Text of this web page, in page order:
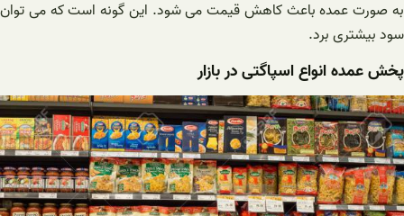
به صورت عمده باعث کاهش قیمت می شود. این گونه است که می توان
سود بیشتری برد.
پخش عمده انواع اسپاگتی در بازار